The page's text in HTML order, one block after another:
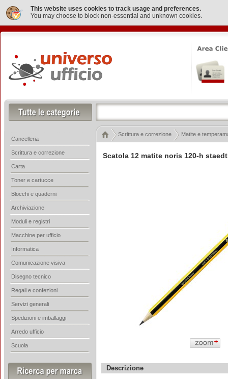
This website uses cookies to track usage and preferences.
You may choose to block non-essential and unknown cookies.
Scatola 12 matite noris 120-h
Descrizione
Scrittura e correzione Matite e
Cancelleria
Scrittura e correzione
Carta
Toner e cartucce
Blocchi e quaderni
Archiviazione
Moduli e registri
Macchine per ufficio
Informatica
Comunicazione visiva
Disegno tecnico
Regali e confezioni
Servizi generali
Spedizioni e imballaggi
Arredo ufficio
Scuola